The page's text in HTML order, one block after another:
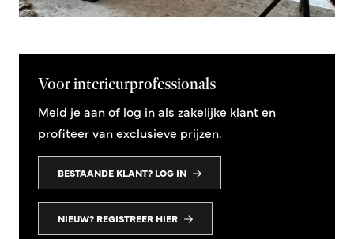
Voor interieurprofessionals
Meld je aan of log in als zakelijke klant en
profiteer van exclusieve prijzen.
BESTAANDE KLANT? LOG IN
NIEUW? REGISTREER HIER